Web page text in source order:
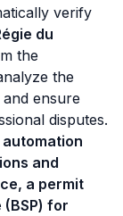
verify
du
the
the
ensure
disputes.
automation
and
a permit
for